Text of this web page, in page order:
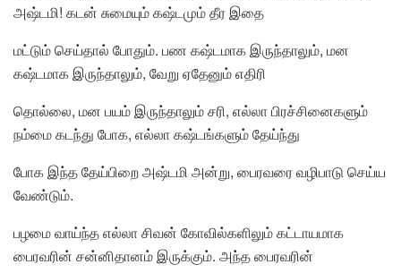
அஷ்டமி! கடன் சுமையும் கஷ்டமும் தீர இதை
மட்டும் செய்தால் போதும். பண கஷ்டமாக இருந்தாலும், மன
கஷ்டமாக இருந்தாலும், வேறு ஏதேனும் எதிரி
தொல்லை, மன பயம் இருந்தாலும் சரி, எல்லா பிரச்சினைகளும்
நம்மை கடந்து போக, எல்லா கஷ்டங்களும் தேய்ந்து
போக இந்த தேய்பிறை அஷ்டமி அன்று, பைரவரை வழிபாடு செய்ய
வேண்டும்.
பழமை வாய்ந்த எல்லா சிவன் கோவில்களிலும் கட்டாயமாக
பைரவரின் சன்னிதானம் இருக்கும். அந்த பைரவரின்